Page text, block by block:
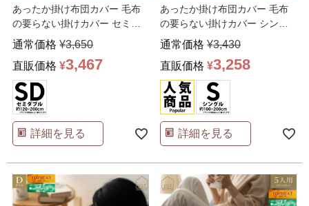
あったか掛け布団カバー 毛布
の要らない掛けカバー セミダ
ブル
通常価格 ¥3,650
直販価格 ¥3,467
詳細を見る
あったか掛け布団カバー 毛布
の要らない掛けカバー シング
ル
通常価格 ¥3,430
直販価格 ¥3,258
詳細を見る